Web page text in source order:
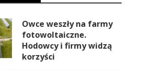
Owce weszły na farmy
fotowoltaiczne.
Hodowcy i firmy widzą
korzyści